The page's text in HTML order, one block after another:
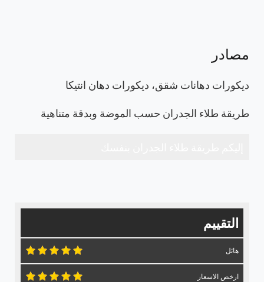
مصادر
ديكورات دهانات شقق، ديكورات دهان انتيكا
طريقة طلاء الجدران حسب الموضة وبدقة متناهية
التقييم
هائل
ارخص الاسعار